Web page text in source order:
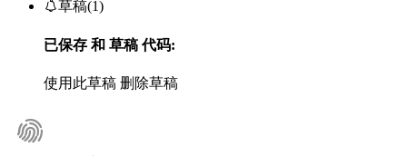
草稿(1)
已保存 和 草稿代码:
使用此草稿 删除草稿